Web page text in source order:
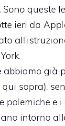
. Sono queste
ieri da
abbiamo già
sopra),
polemiche e i
intorno